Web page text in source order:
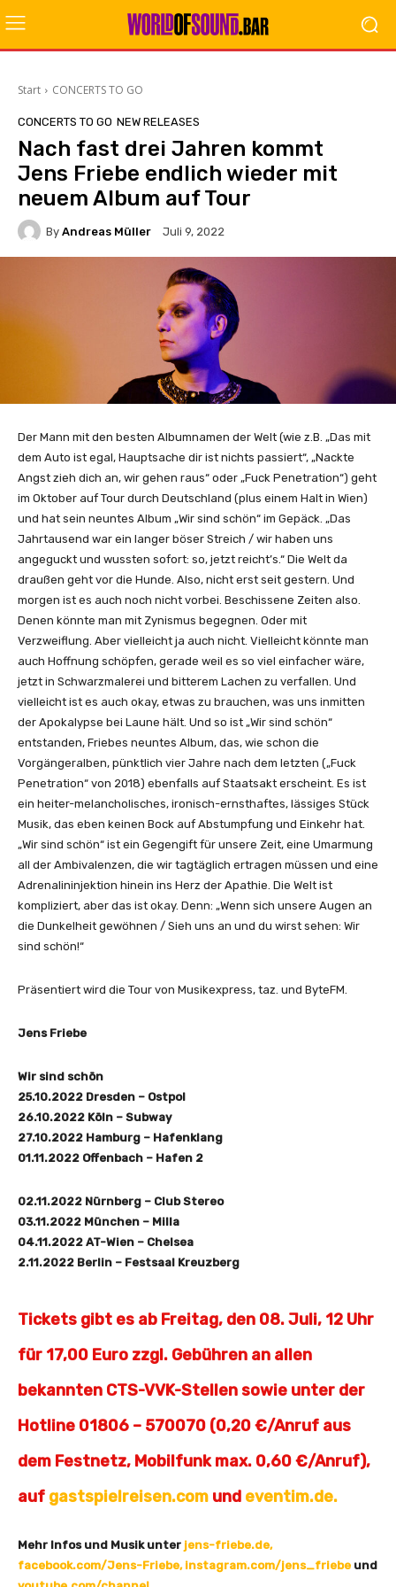
Start CONCERTS TO GO
CONCERTS TO GO NEW RELEASES
Nach fast drei Jahren kommt
Jens Friebe endlich wieder mit
neuem Album auf Tour
By Andreas Müller Juli 9, 2022
Der Mann mit den besten Albumnamen der Welt (wie z.B. „Das mit
dem Auto ist egal, Hauptsache dir ist nichts passiert“, „Nackte
Angst zieh dich an, wir gehen raus“ oder „Fuck Penetration“) geht
im Oktober auf Tour durch Deutschland (plus einem Halt in Wien)
und hat sein neuntes Album „Wir sind schön“ im Gepäck. „Das
Jahrtausend war ein langer böser Streich / wir haben uns
angeguckt und wussten sofort: so, jetzt reicht’s.“ Die Welt da
draußen geht vor die Hunde. Also, nicht erst seit gestern. Und
morgen ist es auch noch nicht vorbei. Beschissene Zeiten also.
Denen könnte man mit Zynismus begegnen. Oder mit
Verzweiflung. Aber vielleicht ja auch nicht. Vielleicht könnte man
auch Hoffnung schöpfen, gerade weil es so viel einfacher wäre,
jetzt in Schwarzmalerei und bitterem Lachen zu verfallen. Und
vielleicht ist es auch okay, etwas zu brauchen, was uns inmitten
der Apokalypse bei Laune hält. Und so ist „Wir sind schön“
entstanden, Friebes neuntes Album, das, wie schon die
Vorgängeralben, pünktlich vier Jahre nach dem letzten („Fuck
Penetration“ von 2018) ebenfalls auf Staatsakt erscheint. Es ist
ein heiter-melancholisches, ironisch-ernsthaftes, lässiges Stück
Musik, das eben keinen Bock auf Abstumpfung und Einkehr hat.
„Wir sind schön“ ist ein Gegengift für unsere Zeit, eine Umarmung
all der Ambivalenzen, die wir tagtäglich ertragen müssen und eine
Adrenalininjektion hinein ins Herz der Apathie. Die Welt ist
kompliziert, aber das ist okay. Denn: „Wenn sich unsere Augen an
die Dunkelheit gewöhnen / Sieh uns an und du wirst sehen: Wir
sind schön!“
Präsentiert wird die Tour von Musikexpress, taz. und ByteFM.
Jens Friebe
Wir sind schön
25.10.2022 Dresden – Ostpol
26.10.2022 Köln – Subway
27.10.2022 Hamburg – Hafenklang
01.11.2022 Offenbach – Hafen 2
02.11.2022 Nürnberg – Club Stereo
03.11.2022 München – Milla
04.11.2022 AT-Wien – Chelsea
2.11.2022 Berlin – Festsaal Kreuzberg
Tickets gibt es ab Freitag, den 08. Juli, 12 Uhr
für 17,00 Euro zzgl. Gebühren an allen
bekannten CTS-VVK-Stellen sowie unter der
Hotline 01806 – 570070 (0,20 €/Anruf aus
dem Festnetz, Mobilfunk max. 0,60 €/Anruf),
auf gastspielreisen.com und eventim.de.
Mehr Infos und Musik unter jens-friebe.de,
facebook.com/Jens-Friebe, instagram.com/jens_friebe und